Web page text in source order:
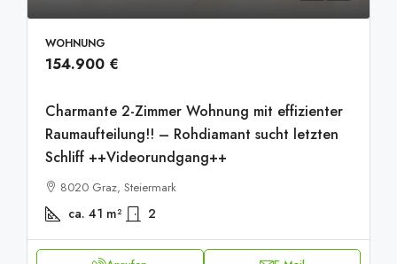
WOHNUNG
154.900 €
Charmante 2-Zimmer Wohnung mit effizienter
Raumaufteilung!! – Rohdiamant sucht letzten
Schliff ++Videorundgang++
8020 Graz, Steiermark
ca. 41 m² 2